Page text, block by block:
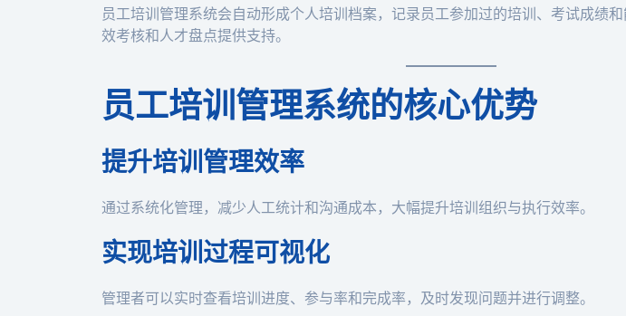
员工培训管理系统会自动形成个人培训档案，记录员工参加过的培训、考试成绩
效考核和人才盘点提供支持。
员工培训管理系统的核心优势
提升培训管理效率
通过系统化管理，减少人工统计和沟通成本，大幅提升培训组织与执行效率。
实现培训过程可视化
管理者可以实时查看培训进度、参与率和完成率，及时发现问题并进行调整。